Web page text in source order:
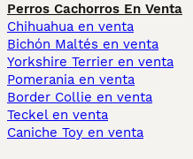
Perros Cachorros En Venta
Chihuahua en venta
Bichón Maltés en venta
Yorkshire Terrier en venta
Pomerania en venta
Border Collie en venta
Teckel en venta
Caniche Toy en venta